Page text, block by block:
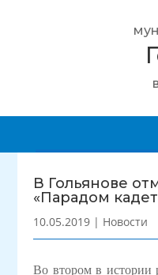
В Гольянове
«Парадом
10.05.2019 | Новости
Во втором в истории